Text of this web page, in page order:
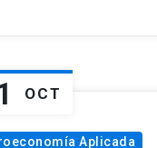
OCT
Aplicada